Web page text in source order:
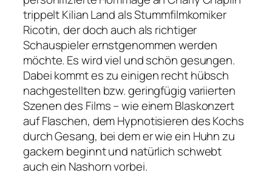
trippelt Kilian Land als Stummfilmkomiker
Ricotin, der doch auch als richtiger
Schauspieler ernstgenommen werden
möchte. Es wird viel und schön gesungen.
Dabei kommt es zu einigen recht hübsch
nachgestellten bzw. geringfügig variierten
Szenen des Films – wie einem Blaskonzert
auf Flaschen, dem Hypnotisieren des Kochs
durch Gesang, bei dem er wie ein Huhn zu
gackern beginnt und natürlich schwebt
auch ein Nashorn vorbei.